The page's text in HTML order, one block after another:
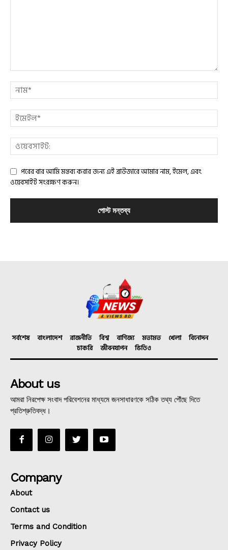
পরের বার আমি মন্তব্য করার জন্য এই ব্রাউজারে আমার নাম, ইমেল, এবং
ওয়েবসাইট সংরক্ষণ করুন।
সর্বশেষ বাংলাদেশ রাজনীতি বিশ্ব বাণিজ্য মতামত খেলা
বিনোদন
চাকরি
জীবনযাপন ভিডিও
About us
আমরা নিরপেক্ষ সংবাদ পরিবেশনের মাধ্যমে জনসাধারণকে সঠিক তথ্য পৌঁছে দিতে
প্রতিশ্রুতিবদ্ধ।
Company
About
Contact us
Terms and Condition
Privacy Policy